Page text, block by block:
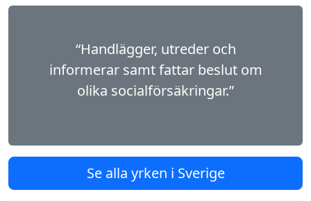
“Handlägger, utreder och
informerar samt fattar beslut om
olika socialförsäkringar.”
Se alla yrken i Sverige